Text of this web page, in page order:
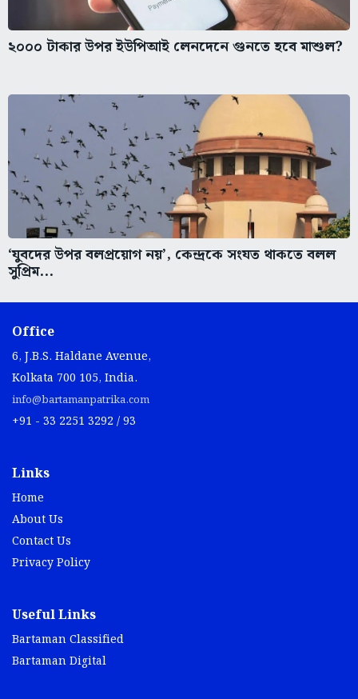
২০০০ টাকার উপর ইউপিআই লেনদেনে গুনতে হবে মাশুল?
‘যুবদের উপর বলপ্রয়োগ নয়’, কেন্দ্রকে সংযত থাকতে বলল
সুপ্রিম...
Office
6, J.B.S. Haldane Avenue,
Kolkata 700 105, India.
info@bartamanpatrika.com
+91 - 33 2251 3292 / 93
Links
Home
About Us
Contact Us
Privacy Policy
Useful Links
Bartaman Classified
Bartaman Digital